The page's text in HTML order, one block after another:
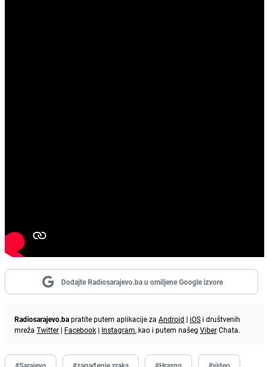
Dodajte Radiosarajevo.ba u omiljene Google izvore
Radiosarajevo.bapratite putem aplikacije za Android | iOS i društvenih
mreža Twitter | Facebook | Instagram, kao i putem našeg ViberChata.